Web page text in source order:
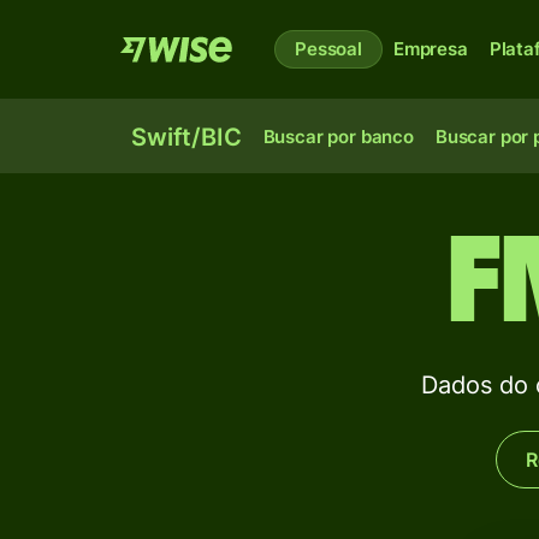
Pessoal Empresa
Swift/BIC Buscar por banco Buscar por
Dados do